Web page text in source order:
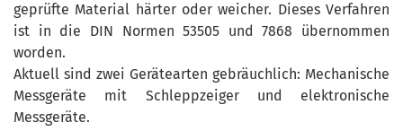
geprüfte Material härter oder weicher. Dieses Verfahren
ist in die DIN Normen 53505 und 7868 übernommen
worden.
Aktuell sind zwei Gerätearten gebräuchlich: Mechanische
Messgeräte mit Schleppzeiger und elektronische
Messgeräte.